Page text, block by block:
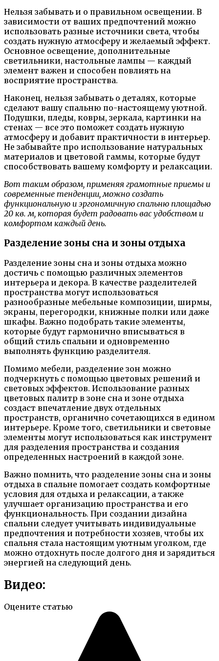
Нельзя забывать и о правильном освещении. В
зависимости от ваших предпочтений можно
использовать разные источники света, чтобы
создать нужную атмосферу и желаемый эффект.
Основное освещение, дополнительные
светильники, настольные лампы — каждый
элемент важен и способен повлиять на
восприятие пространства.
Наконец, нельзя забывать о деталях, которые
сделают вашу спальню по-настоящему уютной.
Подушки, пледы, ковры, зеркала, картинки на
стенах — все это поможет создать нужную
атмосферу и добавит практичности в интерьер.
Не забывайте про использование натуральных
материалов и цветовой гаммы, которые будут
способствовать вашему комфорту и релаксации.
Вот таким образом, применяя грамотные приемы и
современные тенденции, можно создать
функциональную и эргономичную спальню площадью
20 кв. м, которая будет радовать вас удобством и
комфортом каждый день.
Разделение зоны сна и зоны отдыха
Разделение зоны сна и зоны отдыха можно
достичь с помощью различных элементов
интерьера и декора. В качестве разделителей
пространства могут использоваться
разнообразные мебельные композиции, ширмы,
экраны, перегородки, книжные полки или даже
шкафы. Важно подобрать такие элементы,
которые будут гармонично вписываться в
общий стиль спальни и одновременно
выполнять функцию разделителя.
Помимо мебели, разделение зон можно
подчеркнуть с помощью цветовых решений и
световых эффектов. Использование разных
цветовых палитр в зоне сна и зоне отдыха
создаст впечатление двух отдельных
пространств, органично сочетающихся в едином
интерьере. Кроме того, светильники и световые
элементы могут использоваться как инструмент
для разделения пространства и создания
определенных настроений в каждой зоне.
Важно помнить, что разделение зоны сна и зоны
отдыха в спальне помогает создать комфортные
условия для отдыха и релаксации, а также
улучшает организацию пространства и его
функциональность. При создании дизайна
спальни следует учитывать индивидуальные
предпочтения и потребности хозяев, чтобы их
спальня стала настоящим уютным уголком, где
можно отдохнуть после долгого дня и зарядиться
энергией на следующий день.
Видео:
Оцените статью